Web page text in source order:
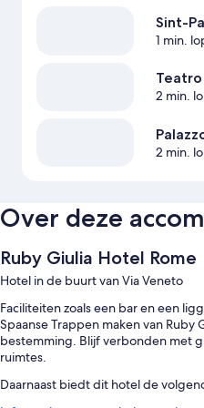
Sint-
1 min.
2 min.
2 min.
Over deze
Ruby Giulia Hotel Rome
Hotel in de buurt van Via Veneto
Faciliteiten zoals een bar en een
Spaanse Trappen maken van Ruby
bestemming. Blijf verbonden met
ruimtes.
Daarnaast biedt dit hotel de